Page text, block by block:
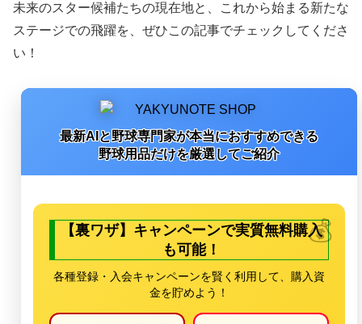
未来のスター候補たちの現在地と、これから始まる新たな
ステージでの飛躍を、ぜひこの記事でチェックしてくださ
い！
最新AIと野球専門家が本当におすすめできる
野球用品だけを厳選してご紹介
【裏ワザ】キャンペーンで実質無料購入
も可能！
各種登録・入会キャンペーンを賢く利用して、購入資
金を貯めよう！